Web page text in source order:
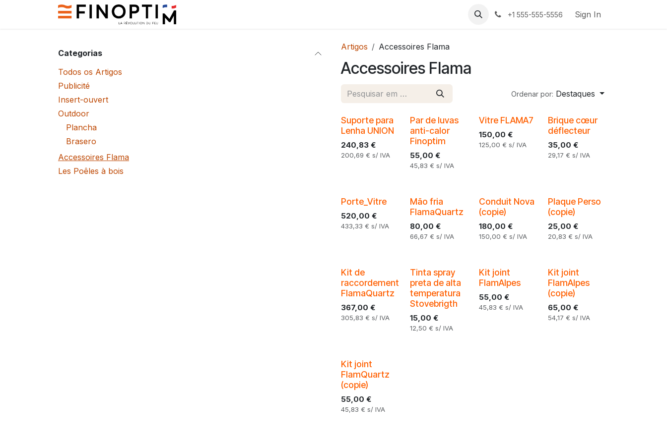
Pular para o conteúdo
+1 555-555-5556 Sign In
Categorias
Todos os Artigos
Publicité
Insert-ouvert
Outdoor
Plancha
Brasero
Accessoires Flama
Les Poêles à bois
Artigos Accessoires Flama
Accessoires Flama
Ordenar por: Destaques
Suporte para
Lenha UNION
240,83 €
200,69 € s/ IVA
Par de luvas
anti-calor
Finoptim
55,00 €
45,83 € s/ IVA
Vitre FLAMA7
150,00 €
125,00 € s/ IVA
Brique cœur
déflecteur
35,00 €
29,17 € s/ IVA
Porte_Vitre
520,00 €
433,33 € s/ IVA
Mão fria
FlamaQuartz
80,00 €
66,67 € s/ IVA
Conduit Nova
(copie)
180,00 €
150,00 € s/ IVA
Plaque Perso
(copie)
25,00 €
20,83 € s/ IVA
Kit de
raccordement
FlamaQuartz
367,00 €
305,83 € s/ IVA
Tinta spray
preta de alta
temperatura
Stovebrigth
15,00 €
12,50 € s/ IVA
Kit joint
FlamAlpes
55,00 €
45,83 € s/ IVA
Kit joint
FlamAlpes
(copie)
65,00 €
54,17 € s/ IVA
Kit joint
FlamQuartz
(copie)
55,00 €
45,83 € s/ IVA